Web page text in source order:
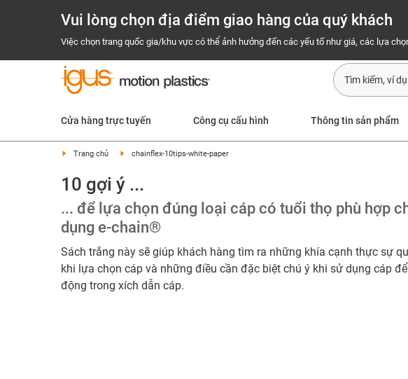
Vui lòng chọn địa điểm giao hàng của quý khách
Việc chọn trang quốc gia/khu vực có thể ảnh hưởng đến các yếu tố như giá, các lựa
Cửa hàng trực tuyến Công cụ cấu hình Thông tin sản phẩm
Trang chủ chainflex-10tips-white-paper
10 gợi ý ...
... để lựa chọn đúng loại cáp có tuổi thọ phù hợp
dụng e-chain®
Sách trắng này sẽ giúp khách hàng tìm ra những khía cạnh thực sự
khi lựa chọn cáp và những điều cần đặc biệt chú ý khi sử dụng cáp
động trong xích dẫn cáp.